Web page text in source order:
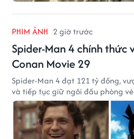
PHIM ẢNH 2 giờ trước
Spider-Man 4 chính thức
Conan Movie 29
Spider-Man 4 đạt 121 tỷ đồng,
và tiếp tục giữ ngôi đầu phòng